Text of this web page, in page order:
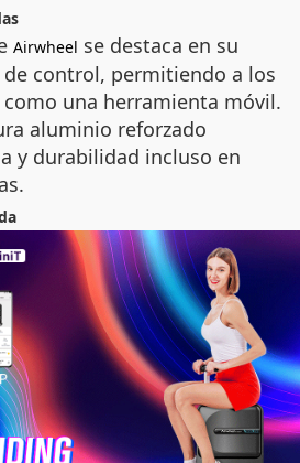
Airwheel se destaca en su
control, permitiendo a los
una herramienta móvil.
aluminio reforzado
y durabilidad incluso en